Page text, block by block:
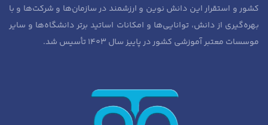
کشور و استقرار این دانش نوین و ارزشمند در سازمان‌ها و شرکت‌ها و با
بهره‌گیری از دانش، توانایی‌ها و امکانات اساتید برتر دانشگاه‌ها و سایر
موسسات معتبر آموزشی کشور در پاییز سال ۱۴۰۳ تأسیس شد.